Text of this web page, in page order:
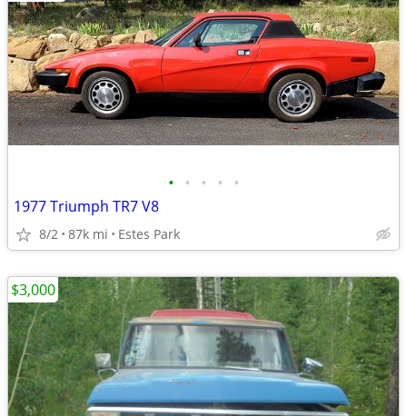
• • • • •
1977 Triumph TR7 V8
8/2 87k mi Estes Park
$3,000